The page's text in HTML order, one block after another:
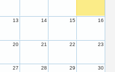
13 14 15 16
20 21 22 23
27 28 29 30